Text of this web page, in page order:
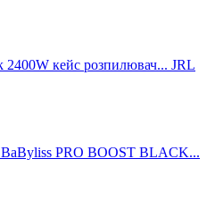
кейс розпилювач... JRL
PRO BOOST BLACK...